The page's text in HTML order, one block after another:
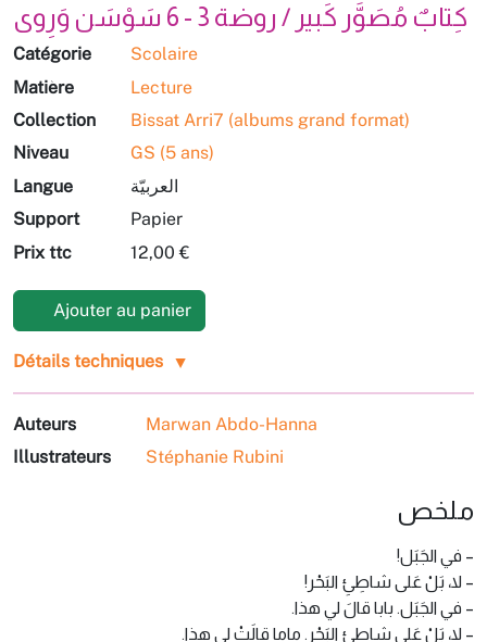
كِتابٌ مُصَوَّر كَبير / روضة 3 - 6 سَوْسَن وَرِوى
Catégorie
Scolaire
Matière
Lecture
Collection
Bissat Arri7 (albums grand format)
Niveau
GS (5 ans)
Langue
العربيّة
Support
Papier
Prix ttc
12,00 €
Ajouter au panier
Détails techniques
Auteurs
Marwan Abdo-Hanna
Illustrateurs
Stéphanie Rubini
ملخص
– في الجَبَل!
– لا، بَلْ عَلى شاطِئِ البَحْر!
– في الجَبَل. بابا قالَ لي هذا.
– لا، بَلْ عَلى شاطِئِ البَحْر. ماما قالَتْ لي هذا.